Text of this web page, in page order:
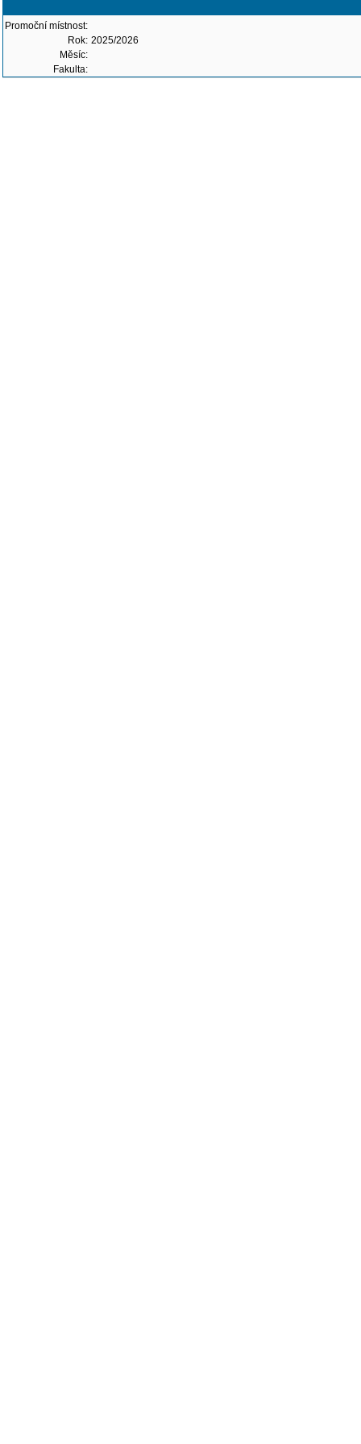
Promoční místnost:
Rok: 2025/2026
Měsíc:
Fakulta: